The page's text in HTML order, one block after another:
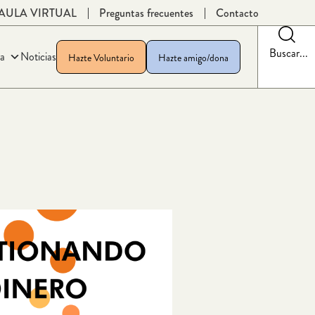
VIRTUAL Preguntas frecuentes Contacto
Noticias Hazte Voluntario Hazte amigo/dona Buscar...